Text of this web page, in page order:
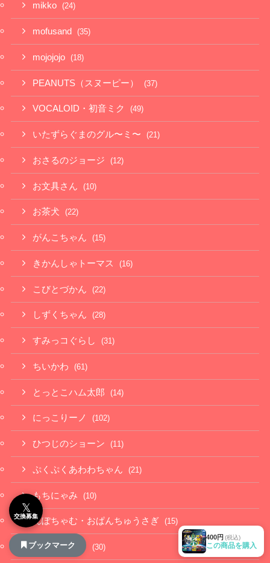
400円 (税込)
この商品を購入
mikko (24)
mofusand (35)
mojojojo (18)
PEANUTS（スヌーピー） (37)
VOCALOID・初音ミク (49)
いたずらぐまのグル〜ミ〜 (21)
おさるのジョージ (12)
お文具さん (10)
お茶犬 (22)
がんこちゃん (15)
きかんしゃトーマス (16)
こびとづかん (22)
しずくちゃん (28)
すみっコぐらし (31)
ちいかわ (61)
とっとこハム太郎 (14)
にっこりーノ (102)
ひつじのショーン (11)
ぷくぷくあわわちゃん (21)
もちにゃみ (10)
んぽちゃむ・おぱんちゅうさぎ (15)
アンパンマン (30)
𝕏
交換募集
ブックマーク